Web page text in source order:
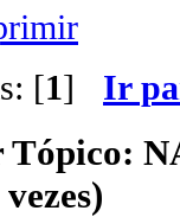
[1] Ir
Tópico: